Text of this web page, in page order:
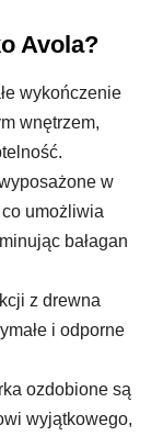
Avola?
wykończenie
wnętrzem,
w
umożliwia
bałagan
z drewna
i odporne
ozdobione są
wyjątkowego,